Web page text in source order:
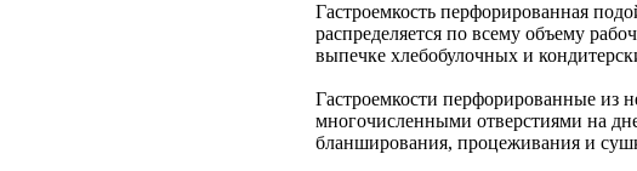
Гастроемкость перфорированная
распределяется по всему объему
выпечке хлебобулочных и
Гастроемкости перфорированные
многочисленными отверстиями на
бланширования, процеживания и